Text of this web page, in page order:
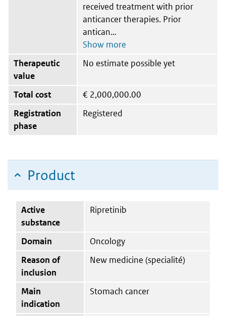
received treatment with prior
anticancer therapies. Prior
antican
Therapeutic
value
No estimate possible yet
Total cost € 2,000,000.00
Registration
phase
Registered
Product
Active
substance
Ripretinib
Domain
Oncology
Reason of
inclusion
New medicine (specialité)
Main
indication
Stomach cancer